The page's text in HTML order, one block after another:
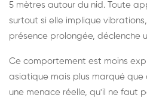
5 mètres autour du nid. Toute
surtout si elle implique
présence prolongée, déclenche
Ce comportement est moins
asiatique mais plus marqué que
une menace réelle, qu'il ne faut